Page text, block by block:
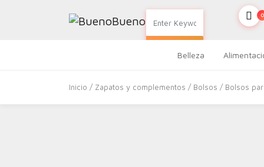
0
Belleza
Inicio / Zapatos y complementos / Bolsos / Bolsos